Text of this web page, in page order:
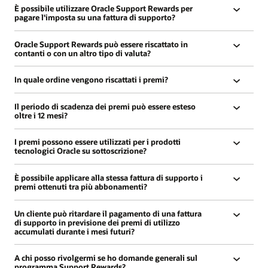
idonee per il supporto che potrebbero trovarsi
in altre entità all'interno della gerarchia
È possibile utilizzare Oracle Support Rewards per
pagare l'imposta su una fattura di supporto?
premi. Solo l'importo della fattura prima delle
tasse può essere pagato con i premi.
Oracle Support Rewards può essere riscattato in
contanti o con un altro tipo di valuta?
applicato solo alle fatture dei programmi
tecnologici Oracle e non può essere scambiato
in contanti o con nessun'altra forma di valuta.
In quale ordine vengono riscattati i premi?
da quello con la scadenza più vicina.
Il periodo di scadenza dei premi può essere esteso
oltre i 12 mesi?
No, i premi vengono emessi mensilmente a
posteriori e saranno validi per 12 mesi dalla
premi scaduti.
I premi possono essere utilizzati per i prodotti
tecnologici Oracle su sottoscrizione?
No, il riscatto dei premi di supporto è limitato
al supporto dei rinnovi mediante Software
Update License & Support for Oracle
prodotti quali Java e alcune offerte MySQL
disponibili su sottoscrizione, in quanto
includono licenze e supporto. Anche i prodotti
Oracle Linux non sono idonei.
È possibile applicare alla stessa fattura di supporto i
premi ottenuti tra più abbonamenti?
sottoscrizioni cloud possono essere riscattati
sulla stessa fattura, a condizione che l'utente
sia autorizzato a riscattare i premi.
Un cliente può ritardare il pagamento di una fattura
di supporto in previsione dei premi di utilizzo
accumulati durante i mesi futuri?
scadenza di una fattura non possono essere
A chi posso rivolgermi se ho domande generali sul